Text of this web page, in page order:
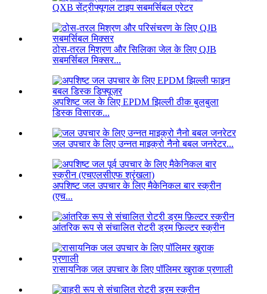
QXB सेंट्रीफ्यूगल टाइप सबमर्सिबल एरेटर
ठोस-तरल मिश्रण और सिलिका जेल के लिए QJB
सबमर्सिबल मिक्सर...
अपशिष्ट जल के लिए EPDM झिल्ली ठीक बुलबुला
डिस्क विसारक...
जल उपचार के लिए उन्नत माइक्रो नैनो बबल जनरेटर...
अपशिष्ट जल उपचार के लिए मैकेनिकल बार स्क्रीन
(एच...
आंतरिक रूप से संचालित रोटरी ड्रम फ़िल्टर स्क्रीन
रासायनिक जल उपचार के लिए पॉलिमर खुराक प्रणाली